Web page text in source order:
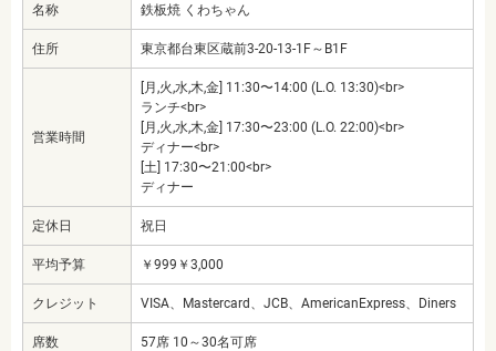
名称 鉄板焼 くわちゃん
住所 東京都台東区蔵前3-20-13-1F～B1F
営業時間
[月,火,水,木,金] 11:30〜14:00 (L.O. 13:30)<br>
ランチ<br>
[月,火,水,木,金] 17:30〜23:00 (L.O. 22:00)<br>
ディナー<br>
[土] 17:30〜21:00<br>
ディナー
定休日 祝日
平均予算 ￥999￥3,000
クレジット VISA、Mastercard、JCB、AmericanExpress、Diners
席数 57席 10～30名可席